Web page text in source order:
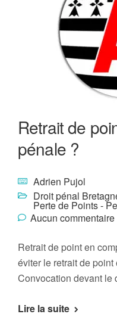
Retrait de
pénale ?
Adrien Pujol
Droit pénal
Perte de Points -
Aucun commentaire
Retrait de point en
éviter le retrait de
Convocation devant
Lire la suite